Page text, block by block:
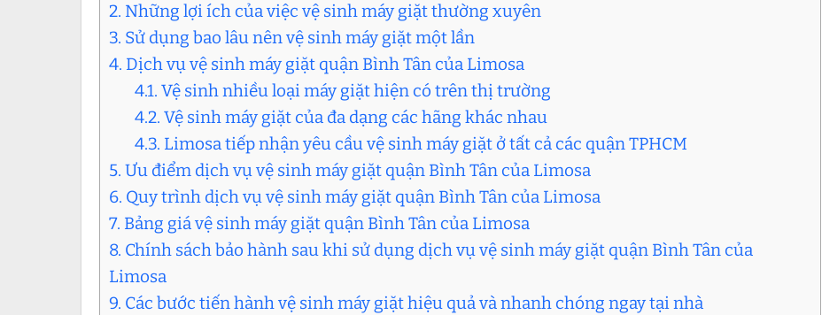
2. Những lợi ích của việc vệ sinh máy giặt thường xuyên
3. Sử dụng bao lâu nên vệ sinh máy giặt một lần
4. Dịch vụ vệ sinh máy giặt quận Bình Tân của Limosa
4.1. Vệ sinh nhiều loại máy giặt hiện có trên thị trường
4.2. Vệ sinh máy giặt của đa dạng các hãng khác nhau
4.3. Limosa tiếp nhận yêu cầu vệ sinh máy giặt ở tất cả các quận TPHCM
5. Ưu điểm dịch vụ vệ sinh máy giặt quận Bình Tân của Limosa
6. Quy trình dịch vụ vệ sinh máy giặt quận Bình Tân của Limosa
7. Bảng giá vệ sinh máy giặt quận Bình Tân của Limosa
8. Chính sách bảo hành sau khi sử dụng dịch vụ vệ sinh máy giặt quận Bình Tân của
Limosa
9. Các bước tiến hành vệ sinh máy giặt hiệu quả và nhanh chóng ngay tại nhà